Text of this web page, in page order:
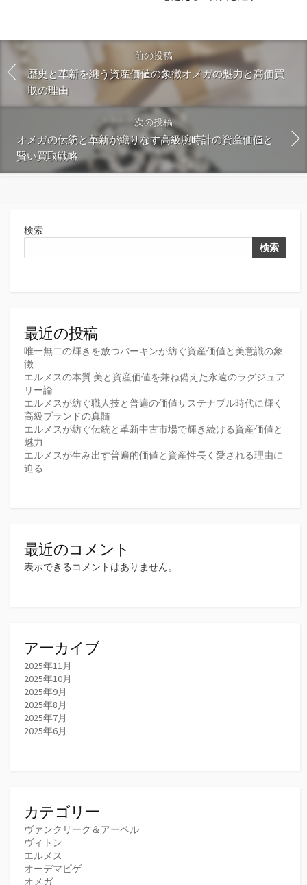
前の投稿
歴史と革新を纏う資産価値の象徴オメガの魅力と高価買
取の理由
次の投稿
オメガの伝統と革新が織りなす高級腕時計の資産価値と
賢い買取戦略
検索
検索
最近の投稿
唯一無二の輝きを放つバーキンが紡ぐ資産価値と美意識の象
徴
エルメスの本質 美と資産価値を兼ね備えた永遠のラグジュア
リー論
エルメスが紡ぐ職人技と普遍の価値サステナブル時代に輝く
高級ブランドの真髄
エルメスが紡ぐ伝統と革新中古市場で輝き続ける資産価値と
魅力
エルメスが生み出す普遍的価値と資産性長く愛される理由に
迫る
最近のコメント
表示できるコメントはありません。
アーカイブ
2025年11月
2025年10月
2025年9月
2025年8月
2025年7月
2025年6月
カテゴリー
ヴァンクリーク＆アーペル
ヴィトン
エルメス
オーデマピゲ
オメガ